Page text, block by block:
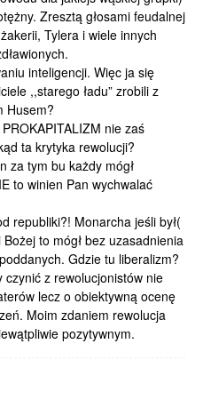
Zresztą głosami feudalnej
Tylera i wiele innych
inteligencji. Więc ja się
,,starego ładu” zrobili z
Husem?
nie zaś
ta krytyka rewolucji?
za tym bu każdy mógł
to winien Pan wychwalać
republiki?! Monarcha jeśli był(
Bożej to mógł bez uzasadnienia
Gdzie tu liberalizm?
czynić z rewolucjonistów nie
lecz o obiektywną ocenę
Moim zdaniem rewolucja
pozytywnym.